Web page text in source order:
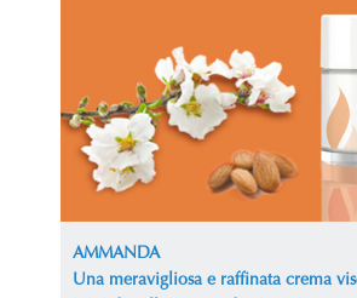
AMMANDA
Una meravigliosa e raffinata crema